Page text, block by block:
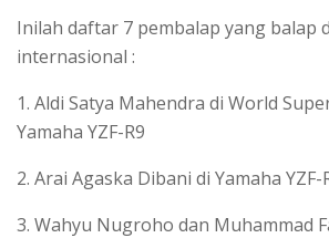
Inilah daftar 7 pembalap yang balap
internasional :
1. Aldi Satya Mahendra di World
Yamaha YZF-R9
2. Arai Agaska Dibani di Yamaha YZF-
3. Wahyu Nugroho dan Muhammad